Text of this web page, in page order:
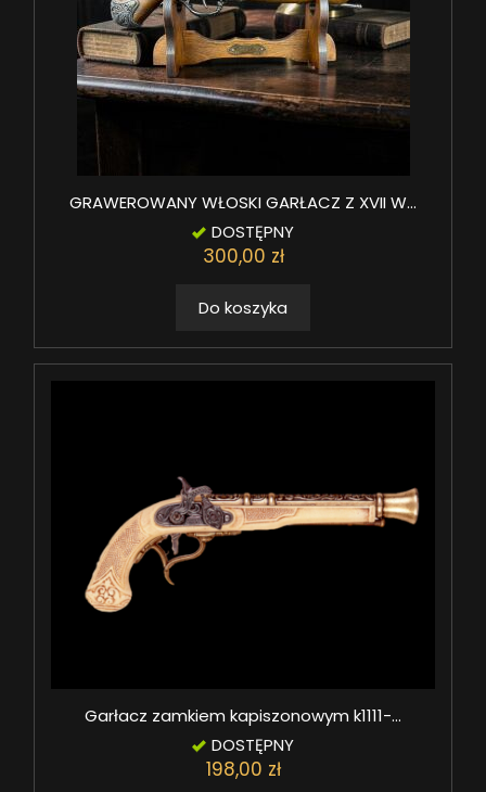
GRAWEROWANY WŁOSKI GARŁACZ Z XVII W...
DOSTĘPNY
300,00 zł
Do koszyka
Garłacz zamkiem kapiszonowym k1111-...
DOSTĘPNY
198,00 zł